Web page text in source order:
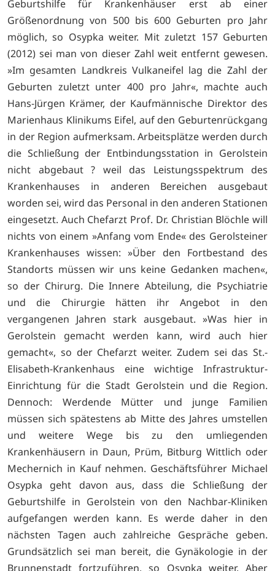
Geburtshilfe für Krankenhäuser erst ab einer
Größenordnung von 500 bis 600 Geburten pro Jahr
möglich, so Osypka weiter. Mit zuletzt 157 Geburten
(2012) sei man von dieser Zahl weit entfernt gewesen.
»Im gesamten Landkreis Vulkaneifel lag die Zahl der
Geburten zuletzt unter 400 pro Jahr«, machte auch
Hans-Jürgen Krämer, der Kaufmännische Direktor des
Marienhaus Klinikums Eifel, auf den Geburtenrückgang
in der Region aufmerksam. Arbeitsplätze werden durch
die Schließung der Entbindungsstation in Gerolstein
nicht abgebaut ? weil das Leistungsspektrum des
Krankenhauses in anderen Bereichen ausgebaut
worden sei, wird das Personal in den anderen Stationen
eingesetzt. Auch Chefarzt Prof. Dr. Christian Blöchle will
nichts von einem »Anfang vom Ende« des Gerolsteiner
Krankenhauses wissen: »Über den Fortbestand des
Standorts müssen wir uns keine Gedanken machen«,
so der Chirurg. Die Innere Abteilung, die Psychiatrie
und die Chirurgie hätten ihr Angebot in den
vergangenen Jahren stark ausgebaut. »Was hier in
Gerolstein gemacht werden kann, wird auch hier
gemacht«, so der Chefarzt weiter. Zudem sei das St.-
Elisabeth-Krankenhaus eine wichtige Infrastruktur-
Einrichtung für die Stadt Gerolstein und die Region.
Dennoch: Werdende Mütter und junge Familien
müssen sich spätestens ab Mitte des Jahres umstellen
und weitere Wege bis zu den umliegenden
Krankenhäusern in Daun, Prüm, Bitburg Wittlich oder
Mechernich in Kauf nehmen. Geschäftsführer Michael
Osypka geht davon aus, dass die Schließung der
Geburtshilfe in Gerolstein von den Nachbar-Kliniken
aufgefangen werden kann. Es werde daher in den
nächsten Tagen auch zahlreiche Gespräche geben.
Grundsätzlich sei man bereit, die Gynäkologie in der
Brunnenstadt fortzuführen, so Osypka weiter. Aber